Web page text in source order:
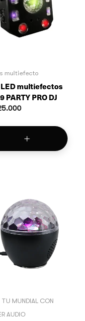
multiefecto
multiefectos
PARTY PRO DJ
TU MUNDIAL CON
AUDIO